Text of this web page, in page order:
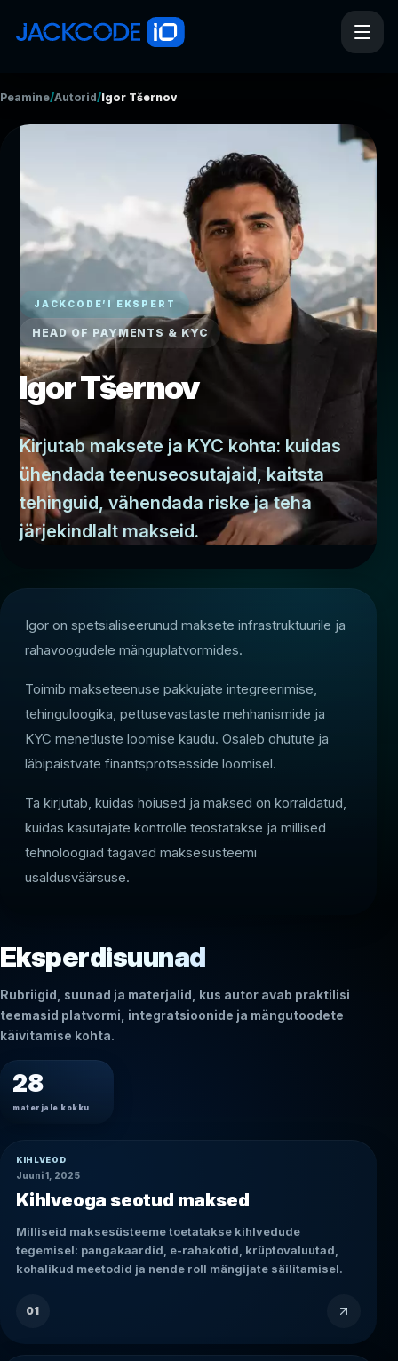
Peamine/Autorid/Igor Tšernov
JACKCODE’I EKSPERT
HEAD OF PAYMENTS & KYC
Igor Tšernov
Kirjutab maksete ja KYC kohta: kuidas
ühendada teenuseosutajaid, kaitsta
tehinguid, vähendada riske ja teha
järjekindlalt makseid.
Igor on spetsialiseerunud maksete infrastruktuurile ja
rahavoogudele mänguplatvormides.
Toimib makseteenuse pakkujate integreerimise,
tehinguloogika, pettusevastaste mehhanismide ja
KYC menetluste loomise kaudu. Osaleb ohutute ja
läbipaistvate finantsprotsesside loomisel.
Ta kirjutab, kuidas hoiused ja maksed on korraldatud,
kuidas kasutajate kontrolle teostatakse ja millised
tehnoloogiad tagavad maksesüsteemi
usaldusväärsuse.
Eksperdisuunad
Rubriigid, suunad ja materjalid, kus autor avab praktilisi
teemasid platvormi, integratsioonide ja mängutoodete
käivitamise kohta.
28
materjale kokku
KIHLVEOD
Juuni 1, 2025
Kihlveoga seotud maksed
Milliseid maksesüsteeme toetatakse kihlvedude
tegemisel: pangakaardid, e-rahakotid, krüptovaluutad,
kohalikud meetodid ja nende roll mängijate säilitamisel.
01